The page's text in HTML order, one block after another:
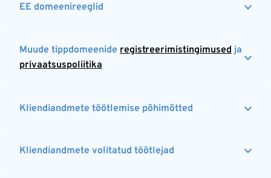
EE domeenireeglid
Muude tippdomeenide registreerimistingimused ja
privaatsuspoliitika
Kliendiandmete töötlemise põhimõtted
Kliendiandmete volitatud töötlejad